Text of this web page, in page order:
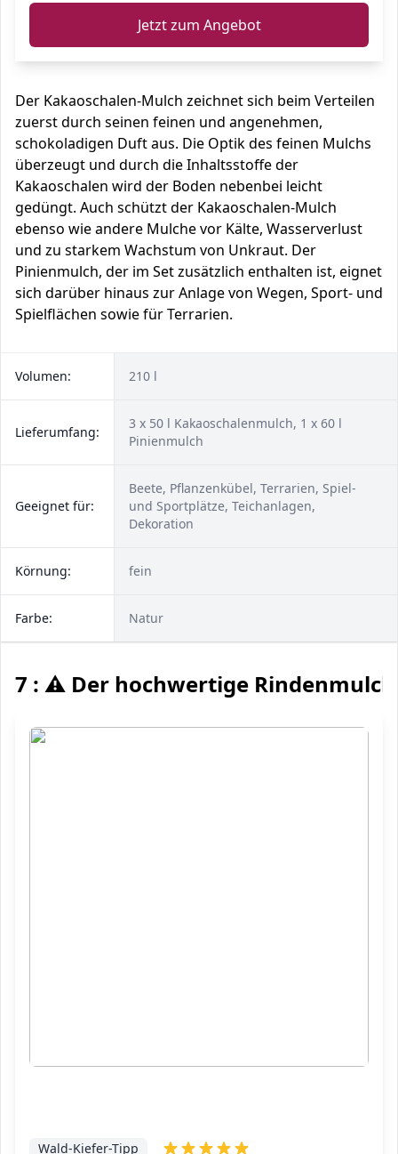
Jetzt zum Angebot
Der Kakaoschalen-Mulch zeichnet sich beim Verteilen
zuerst durch seinen feinen und angenehmen,
schokoladigen Duft aus. Die Optik des feinen Mulchs
überzeugt und durch die Inhaltsstoffe der
Kakaoschalen wird der Boden nebenbei leicht
gedüngt. Auch schützt der Kakaoschalen-Mulch
ebenso wie andere Mulche vor Kälte, Wasserverlust
und zu starkem Wachstum von Unkraut. Der
Pinienmulch, der im Set zusätzlich enthalten ist, eignet
sich darüber hinaus zur Anlage von Wegen, Sport- und
Spielflächen sowie für Terrarien.
Volumen: 210 l
Lieferumfang:
3 x 50 l Kakaoschalenmulch, 1 x 60 l
Pinienmulch
Geeignet für:
Beete, Pflanzenkübel, Terrarien, Spiel-
und Sportplätze, Teichanlagen,
Dekoration
Körnung: fein
Farbe: Natur
7 : ⚠️ Der hochwertige Rindenmulch
Wald-Kiefer-Tipp